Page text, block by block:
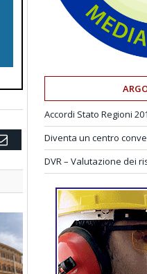
Email
Accordi Stato Regioni
Diventa un centro
DVR – Valutazione dei